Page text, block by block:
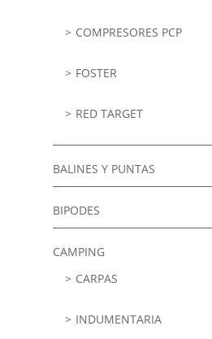
COMPRESORES PCP
FOSTER
RED TARGET
BALINES Y PUNTAS
BIPODES
CAMPING
CARPAS
INDUMENTARIA